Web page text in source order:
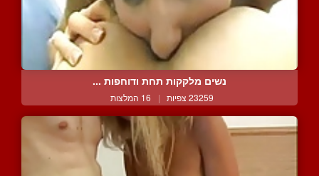
נשים מלקקות תחת ודוחפות ...
23259 צפיות | 16 המלצות